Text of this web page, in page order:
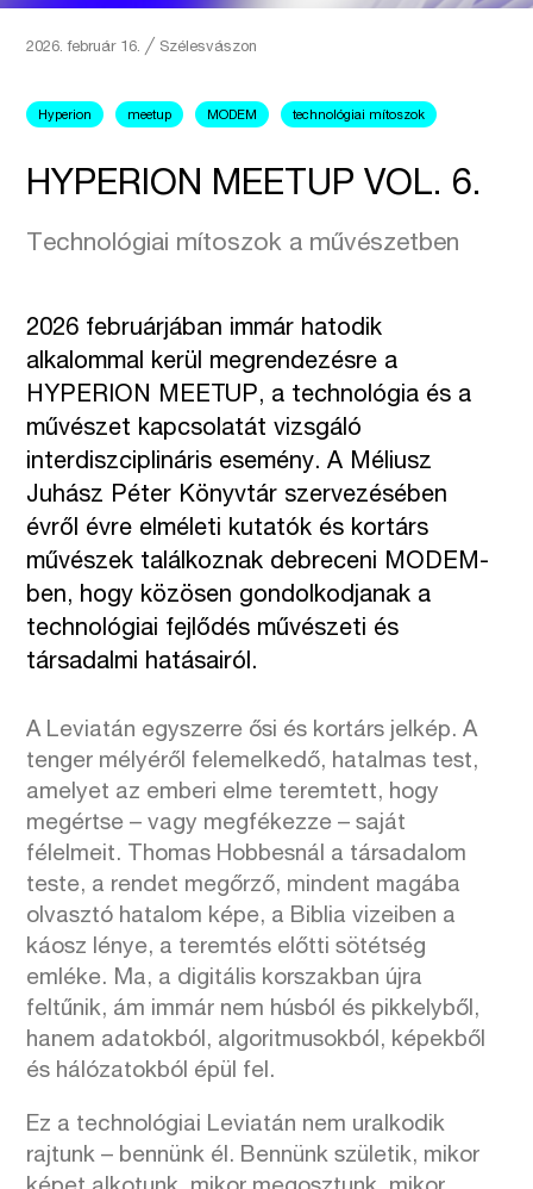
2026. február 16.╱ Szélesvászon
Hyperion meetup MODEM technológiai mítoszok
HYPERION MEETUP VOL. 6.
Technológiai mítoszok a művészetben
2026 februárjában immár hatodik
alkalommal kerül megrendezésre a
HYPERION MEETUP, a technológia és a
művészet kapcsolatát vizsgáló
interdiszciplináris esemény. A Méliusz
Juhász Péter Könyvtár szervezésében
évről évre elméleti kutatók és kortárs
művészek találkoznak debreceni MODEM-
ben, hogy közösen gondolkodjanak a
technológiai fejlődés művészeti és
társadalmi hatásairól.
A Leviatán egyszerre ősi és kortárs jelkép. A
tenger mélyéről felemelkedő, hatalmas test,
amelyet az emberi elme teremtett, hogy
megértse – vagy megfékezze – saját
félelmeit. Thomas Hobbesnál a társadalom
teste, a rendet megőrző, mindent magába
olvasztó hatalom képe, a Biblia vizeiben a
káosz lénye, a teremtés előtti sötétség
emléke. Ma, a digitális korszakban újra
feltűnik, ám immár nem húsból és pikkelyből,
hanem adatokból, algoritmusokból, képekből
és hálózatokból épül fel.
Ez a technológiai Leviatán nem uralkodik
rajtunk – bennünk él. Bennünk születik, mikor